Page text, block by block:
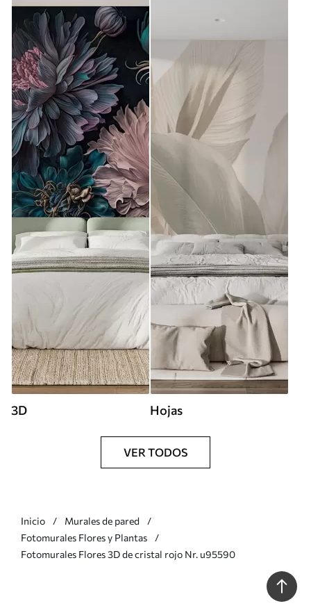
3D Hojas
VER TODOS
Inicio
Murales de pared
Fotomurales Flores y Plantas
Fotomurales Flores 3D de cristal rojo Nr. u95590